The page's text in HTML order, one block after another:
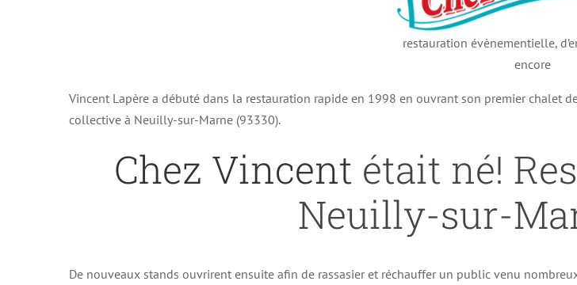
restauration évènementielle,
encore
Vincent Lapère a débuté dans la restauration rapide en 1998 en ouvrant son premier chalet
collective à Neuilly-sur-Marne (93330).
Chez Vincent était né!
Neuilly-sur-
De nouveaux stands ouvrirent ensuite afin de rassasier et réchauffer un public venu